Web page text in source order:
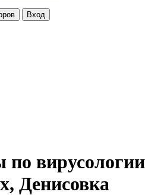
Вход
по вирусологии
Денисовка